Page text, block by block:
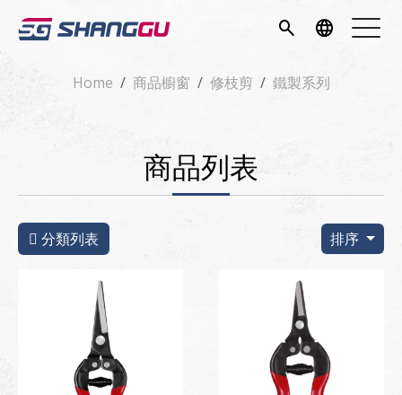
search language
介
區
Home 商品櫥窗 修枝剪 鐵製系列
商品列表
分類列表 排序